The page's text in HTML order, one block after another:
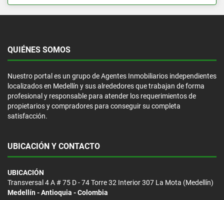
QUIÉNES SOMOS
Nuestro portal es un grupo de Agentes Inmobiliarios independientes
localizados en Medellín y sus alrededores que trabajan de forma
profesional y responsable para atender los requerimientos de
propietarios y compradores para conseguir su completa
satisfacción.
UBICACIÓN Y CONTACTO
UBICACIÓN
Transversal 4 A # 75 D - 74 Torre 32 Interior 307 La Mota (Medellín)
Medellín - Antioquia - Colombia